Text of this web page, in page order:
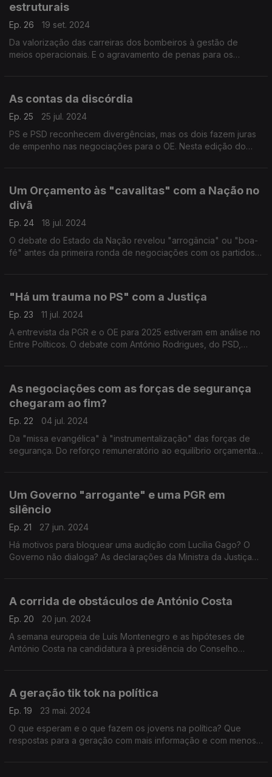
estruturais
Ep. 26
19 set. 2024
Da valorização das carreiras dos bombeiros à gestão de
meios operacionais. E o agravamento de penas para os
As contas da discórdia
Ep. 25
25 jul. 2024
PS e PSD reconhecem divergências, mas os dois fazem juras
de empenho nas negociações para o OE. Nesta edição do
Um Orçamento às "cavalitas" com a Nação no
divã
Ep. 24
18 jul. 2024
O debate do Estado da Nação revelou "arrogância" ou "boa-
fé" antes da primeira ronda de negociações com os partidos?
"Há um trauma no PS" com a Justiça
Ep. 23
11 jul. 2024
A entrevista da PGR e o OE para 2025 estiveram em análise no
Entre Políticos. O debate com António Rodrigues, do PSD,
As negociações com as forças de segurança
chegaram ao fim?
Ep. 22
04 jul. 2024
Da "missa evangélica" à "instrumentalização" das forças de
segurança. Do reforço remuneratório ao equilíbrio orçamental.
Um Governo "arrogante" e uma PGR em
silêncio
Ep. 21
27 jun. 2024
Há motivos para bloquear uma audição com Lucília Gago? O
Governo não dialoga? As declarações da Ministra da Justiça
A corrida de obstáculos de António Costa
Ep. 20
20 jun. 2024
A semana europeia de Luís Montenegro e as hipóteses de
António Costa na candidatura à presidência do Conselho
A geração tik tok na política
Ep. 19
23 mai. 2024
O que esperam e o que fazem os jovens na política? Que
respostas para a geração com mais informação e com menos